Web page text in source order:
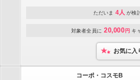
ただいま 4人 が検
対象者全員に 20,000 円 キ
お気に入
コーポ・コスモB